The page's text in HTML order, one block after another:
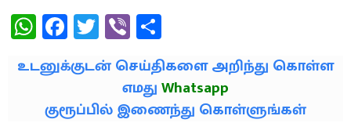
WhatsApp
Facebook
Twitter
Viber
உடனுக்குடன் செய்திகளை அறிந்து கொள்ள
எமதுWhatsapp
குரூப்பில் இணைந்து கொள்ளுங்கள்